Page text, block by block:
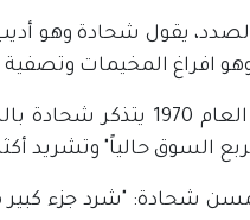
يقول شحادة وهو
افراغ المخيمات وتصفية
في بداية العام
حالياً" وتشريد أكثر من 150 عائلة بعدما شردت أيام
شحادة: "شرد جزء كبير